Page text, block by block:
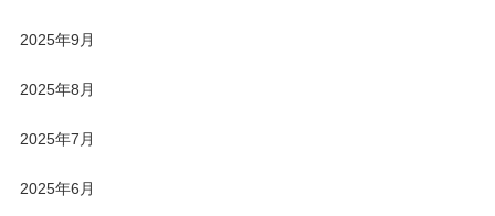
2025年9月
2025年8月
2025年7月
2025年6月